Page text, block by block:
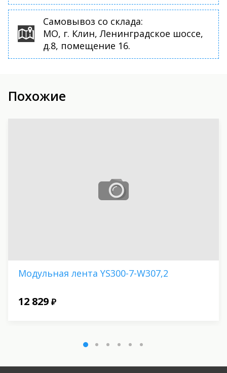
Самовывоз со склада:
МО, г. Клин, Ленинградское шоссе,
д.8, помещение 16.
Похожие
Модульная лента YS300-7-W307,2
12 829 ₽